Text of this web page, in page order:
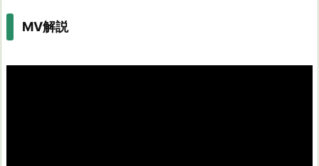
MV解説